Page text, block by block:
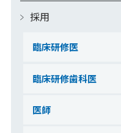
採用
臨床研修医
臨床研修歯科医
医師